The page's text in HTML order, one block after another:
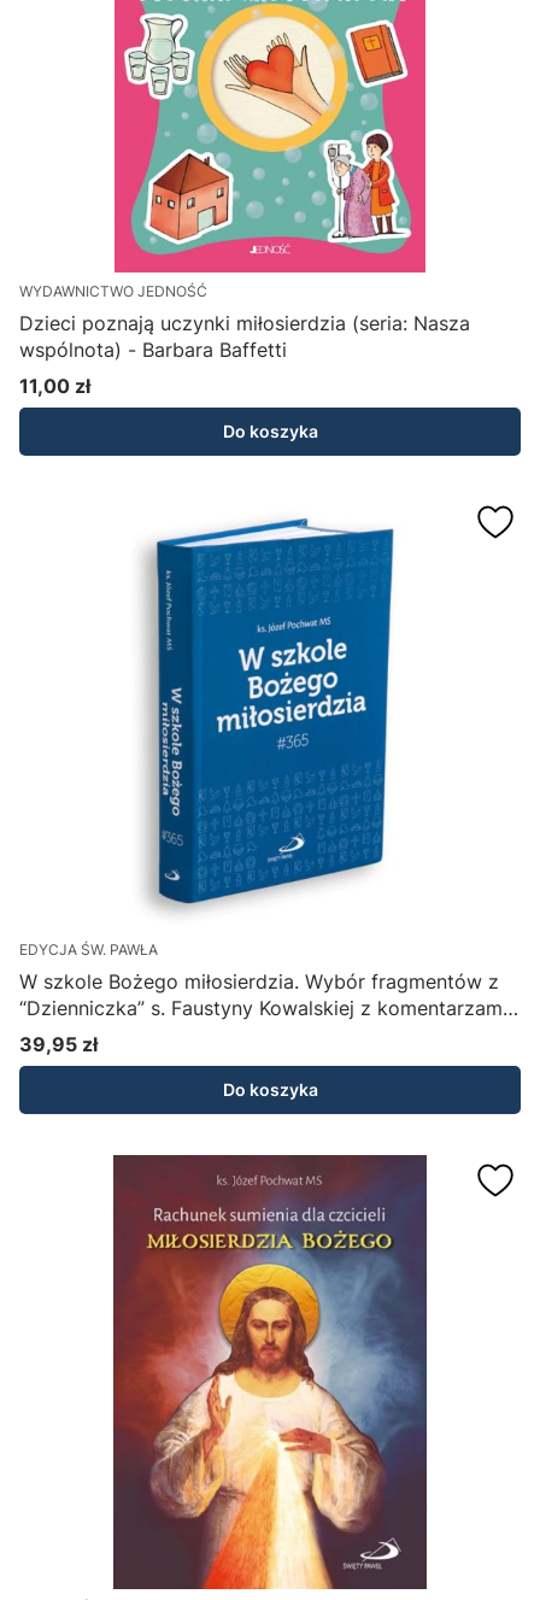
WYDAWNICTWO JEDNOŚĆ
Dzieci poznają uczynki miłosierdzia (seria: Nasza
wspólnota) - Barbara Baffetti
Cena
11,00 zł
Do koszyka
EDYCJA ŚW. PAWŁA
W szkole Bożego miłosierdzia. Wybór fragmentów z
“Dzienniczka” s. Faustyny Kowalskiej z komentarzami
- ks. Józef Pochwat MS
Cena
39,95 zł
Do koszyka